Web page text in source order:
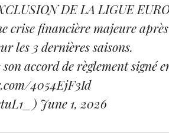
DE LA LIGUE
crise financière majeure
les 3 dernières saisons.
accord de règlement signé
4054EjF3Id
June 1, 2026